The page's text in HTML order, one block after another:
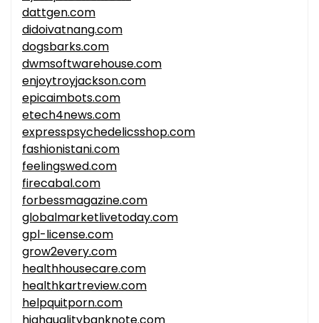
dattgen.com
didoivatnang.com
dogsbarks.com
dwmsoftwarehouse.com
enjoytroyjackson.com
epicaimbots.com
etech4news.com
expresspsychedelicsshop.com
fashionistani.com
feelingswed.com
firecabal.com
forbessmagazine.com
globalmarketlivetoday.com
gpl-license.com
grow2every.com
healthhousecare.com
healthkartreview.com
helpquitporn.com